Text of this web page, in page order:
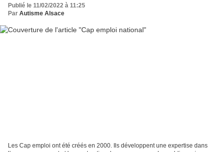
Publié le 11/02/2022 à 11:25
Par Autisme Alsace
Les Cap emploi ont été créés en 2000. Ils développent une expertise dans